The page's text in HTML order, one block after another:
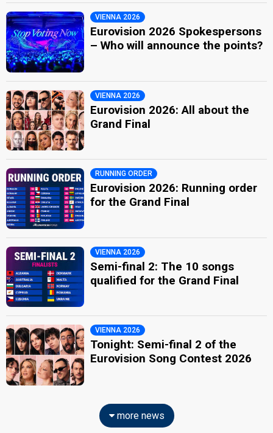
VIENNA 2026
Eurovision 2026 Spokespersons
– Who will announce the points?
VIENNA 2026
Eurovision 2026: All about the
Grand Final
RUNNING ORDER
Eurovision 2026: Running order
for the Grand Final
VIENNA 2026
Semi-final 2: The 10 songs
qualified for the Grand Final
VIENNA 2026
Tonight: Semi-final 2 of the
Eurovision Song Contest 2026
more news